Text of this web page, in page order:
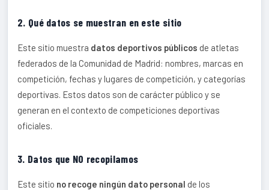
2. Qué datos se muestran en este sitio
Este sitio muestra datos deportivos públicos de atletas
federados de la Comunidad de Madrid: nombres, marcas en
competición, fechas y lugares de competición, y categorías
deportivas. Estos datos son de carácter público y se
generan en el contexto de competiciones deportivas
oficiales.
3. Datos que NO recopilamos
Este sitio no recoge ningún dato personal de los